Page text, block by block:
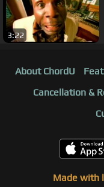
3:22
About ChordU
Cancellation &
Made with